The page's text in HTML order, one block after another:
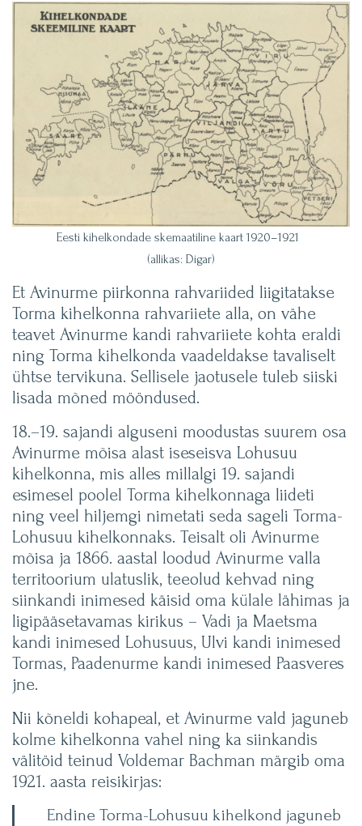
Eesti kihelkondade skemaatiline kaart 1920–1921
(allikas: Digar)
Et Avinurme piirkonna rahvariided liigitatakse
Torma kihelkonna rahvariiete alla, on vähe
teavet Avinurme kandi rahvariiete kohta eraldi
ning Torma kihelkonda vaadeldakse tavaliselt
ühtse tervikuna. Sellisele jaotusele tuleb siiski
lisada mõned mööndused.
18.–19. sajandi alguseni moodustas suurem osa
Avinurme mõisa alast iseseisva Lohusuu
kihelkonna, mis alles millalgi 19. sajandi
esimesel poolel Torma kihelkonnaga liideti
ning veel hiljemgi nimetati seda sageli Torma-
Lohusuu kihelkonnaks. Teisalt oli Avinurme
mõisa ja 1866. aastal loodud Avinurme valla
territoorium ulatuslik, teeolud kehvad ning
siinkandi inimesed käisid oma külale lähimas ja
ligipääsetavamas kirikus – Vadi ja Maetsma
kandi inimesed Lohusuus, Ulvi kandi inimesed
Tormas, Paadenurme kandi inimesed Paasveres
jne.
Nii kõneldi kohapeal, et Avinurme vald jaguneb
kolme kihelkonna vahel ning ka siinkandis
välitöid teinud Voldemar Bachman märgib oma
1921. aasta reisikirjas:
Endine Torma-Lohusuu kihelkond jaguneb